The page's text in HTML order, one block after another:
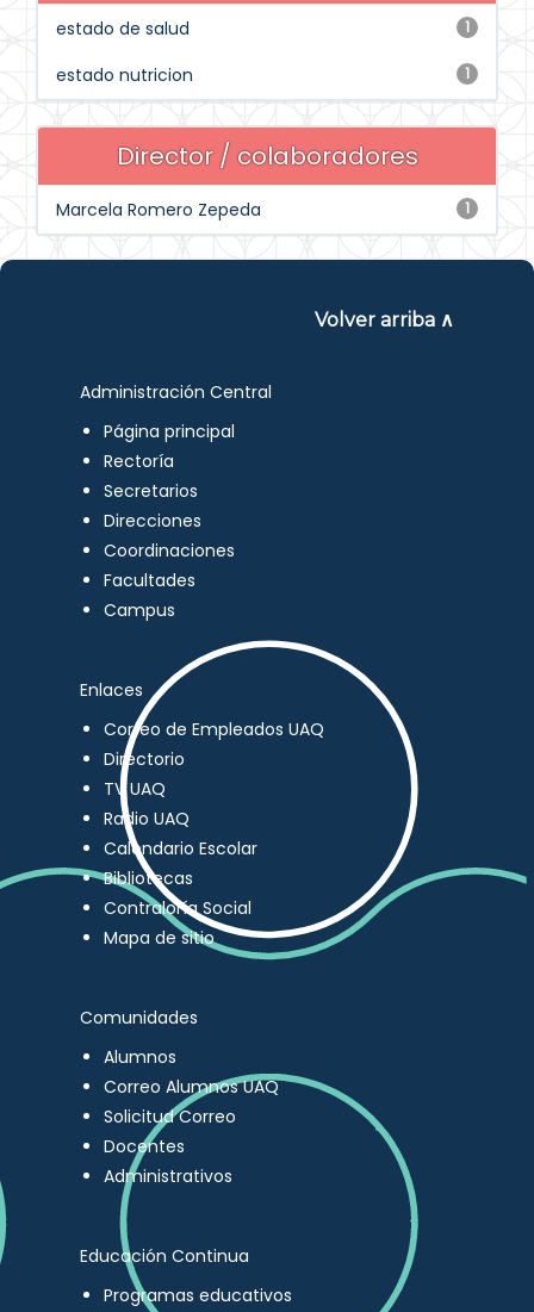
1
estado de salud
1
estado nutricion
Director / colaboradores
1
Marcela Romero Zepeda
Volver arriba ∧
Administración Central
Página principal
Rectoría
Secretarios
Direcciones
Coordinaciones
Facultades
Campus
Enlaces
Correo de Empleados UAQ
Directorio
TV UAQ
Radio UAQ
Calendario Escolar
Bibliotecas
Contraloría Social
Mapa de sitio
Comunidades
Alumnos
Correo Alumnos UAQ
Solicitud Correo
Docentes
Administrativos
Educación Continua
Programas educativos